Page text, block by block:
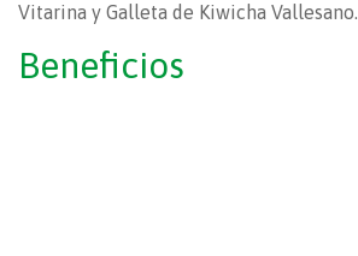
Vitarina y Galleta de Kiwicha Vallesano.
Beneficios